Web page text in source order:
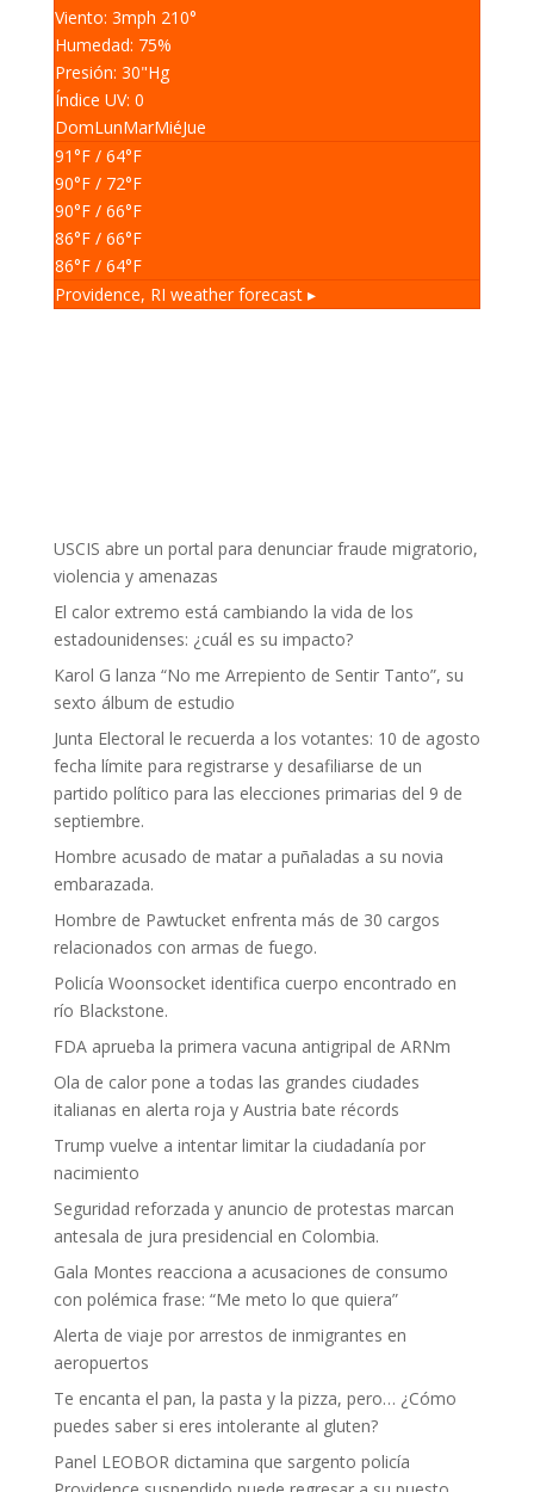
Viento: 3mph 210°
Humedad: 75%
Presión: 30"Hg
Índice UV: 0
DomLunMarMiéJue
91°F/ 64°F
90°F/ 72°F
90°F/ 66°F
86°F/ 66°F
86°F/ 64°F
Providence, RI weather forecast ▸
USCIS abre un portal para denunciar fraude migratorio,
violencia y amenazas
El calor extremo está cambiando la vida de los
estadounidenses: ¿cuál es su impacto?
Karol G lanza “No me Arrepiento de Sentir Tanto”, su
sexto álbum de estudio
Junta Electoral le recuerda a los votantes: 10 de agosto
fecha límite para registrarse y desafiliarse de un
partido político para las elecciones primarias del 9 de
septiembre.
Hombre acusado de matar a puñaladas a su novia
embarazada.
Hombre de Pawtucket enfrenta más de 30 cargos
relacionados con armas de fuego.
Policía Woonsocket identifica cuerpo encontrado en
río Blackstone.
FDA aprueba la primera vacuna antigripal de ARNm
Ola de calor pone a todas las grandes ciudades
italianas en alerta roja y Austria bate récords
Trump vuelve a intentar limitar la ciudadanía por
nacimiento
Seguridad reforzada y anuncio de protestas marcan
antesala de jura presidencial en Colombia.
Gala Montes reacciona a acusaciones de consumo
con polémica frase: “Me meto lo que quiera”
Alerta de viaje por arrestos de inmigrantes en
aeropuertos
Te encanta el pan, la pasta y la pizza, pero… ¿Cómo
puedes saber si eres intolerante al gluten?
Panel LEOBOR dictamina que sargento policía